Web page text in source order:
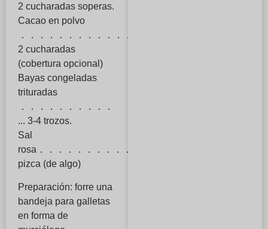
2 cucharadas soperas.
Cacao en polvo
．．．．．．．．．．．．．．．
2 cucharadas
(cobertura opcional)
Bayas congeladas
trituradas
．．．．．．．．．．
... 3-4 trozos.
Sal
rosa．．．．．．．．．．．．．．．．
pizca (de algo)
Preparación: forre una
bandeja para galletas
en forma de